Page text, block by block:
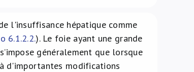
l'insuffisance hépatique comme
6.1.2.2.). Le foie ayant une grande
généralement que lorsque
d'importantes modifications